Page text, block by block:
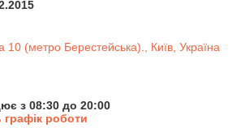
10 (метро Берестейська)., Київ, Україна
з 08:30 до 20:00
графік роботи